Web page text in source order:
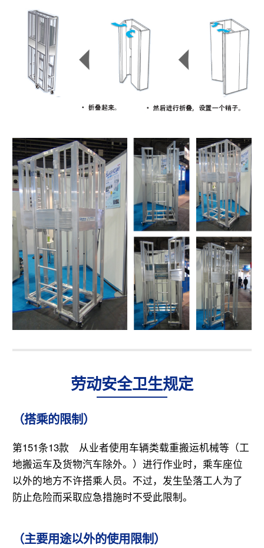
劳动安全卫生规定
（搭乘的限制）
第151条13款 从业者使用车辆类载重搬运机械等（工
地搬运车及货物汽车除外。）进行作业时，乘车座位
以外的地方不许搭乘人员。不过，发生坠落工人为了
防止危险而采取应急措施时不受此限制。
（主要用途以外的使用限制）